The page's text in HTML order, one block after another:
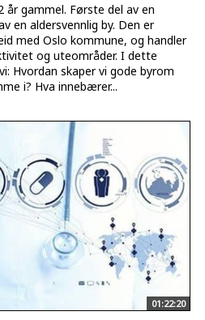
år gammel. Første del av en
en aldersvennlig by. Den er
med Oslo kommune, og handler
og uteområder. I dette
Hvordan skaper vi gode byrom
i? Hva innebærer...
01:22:20